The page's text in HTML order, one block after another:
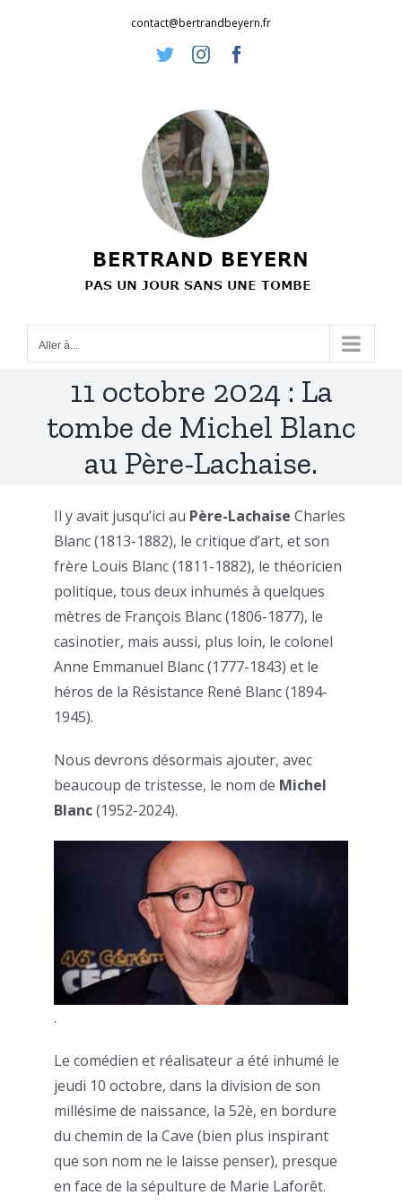
contact@bertrandbeyern.fr
TwitterInstagram
Aller à...
11 octobre 2024 : La
tombe de Michel Blanc
au Père-Lachaise.
Il y avait jusqu’ici au Père-Lachaise Charles
Blanc (1813-1882), le critique d’art, et son
frère Louis Blanc (1811-1882), le théoricien
politique, tous deux inhumés à quelques
mètres de François Blanc (1806-1877), le
casinotier, mais aussi, plus loin, le colonel
Anne Emmanuel Blanc (1777-1843) et le
héros de la Résistance René Blanc (1894-
1945).
Nous devrons désormais ajouter, avec
beaucoup de tristesse, le nom de Michel
Blanc(1952-2024).
.
Le comédien et réalisateur a été inhumé le
jeudi 10 octobre, dans la division de son
millésime de naissance, la 52è, en bordure
du chemin de la Cave (bien plus inspirant
que son nom ne le laisse penser), presque
en face de la sépulture de Marie Laforêt.